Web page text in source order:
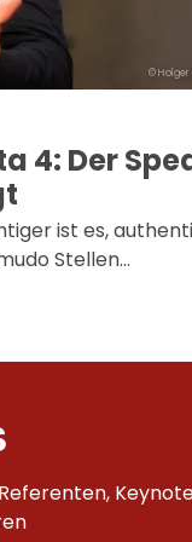
© Holger
4: Der
ist es,
Stellen…